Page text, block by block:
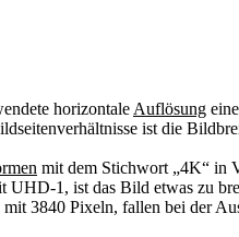
horizontale Auflösung
ist die
mit dem Stichwort „4K“ in
1, ist das Bild etwas zu
3840 Pixeln, fallen bei der